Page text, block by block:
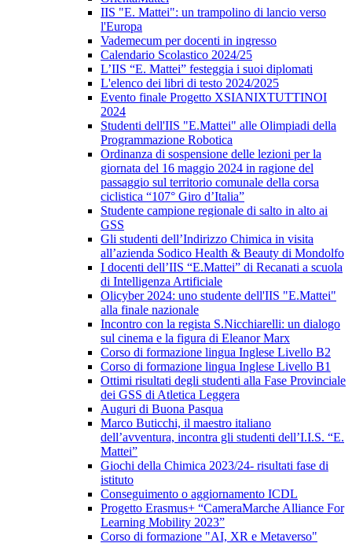
IIS "E. Mattei": un trampolino di lancio verso
l'Europa
Vademecum per docenti in ingresso
Calendario Scolastico 2024/25
L’IIS “E. Mattei” festeggia i suoi diplomati
L'elenco dei libri di testo 2024/2025
Evento finale Progetto XSIANIXTUTTINOI
2024
Studenti dell'IIS "E.Mattei" alle Olimpiadi della
Programmazione Robotica
Ordinanza di sospensione delle lezioni per la
giornata del 16 maggio 2024 in ragione del
passaggio sul territorio comunale della corsa
ciclistica “107° Giro d’Italia”
Studente campione regionale di salto in alto ai
GSS
Gli studenti dell’Indirizzo Chimica in visita
all’azienda Sodico Health & Beauty di Mondolfo
I docenti dell’IIS “E.Mattei” di Recanati a scuola
di Intelligenza Artificiale
Olicyber 2024: uno studente dell'IIS "E.Mattei"
alla finale nazionale
Incontro con la regista S.Nicchiarelli: un dialogo
sul cinema e la figura di Eleanor Marx
Corso di formazione lingua Inglese Livello B2
Corso di formazione lingua Inglese Livello B1
Ottimi risultati degli studenti alla Fase Provinciale
dei GSS di Atletica Leggera
Auguri di Buona Pasqua
Marco Buticchi, il maestro italiano
dell’avventura, incontra gli studenti dell’I.I.S. “E.
Mattei”
Giochi della Chimica 2023/24- risultati fase di
istituto
Conseguimento o aggiornamento ICDL
Progetto Erasmus+ “CameraMarche Alliance For
Learning Mobility 2023”
Corso di formazione "AI, XR e Metaverso"